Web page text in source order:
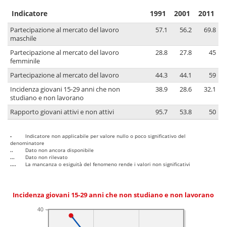
Indicatore 1991 2001 2011
Partecipazione al mercato del lavoro
maschile
57.1 56.2 69.8
Partecipazione al mercato del lavoro
femminile
28.8 27.8 45
Partecipazione al mercato del lavoro 44.3 44.1
59
Incidenza giovani 15-29 anni che non
studiano e non lavorano
38.9 28.6 32.1
Rapporto giovani attivi e non attivi 95.7 53.8 50
-
Indicatore non applicabile per valore nullo o poco significativo del
denominatore
..
Dato non ancora disponibile
...
Dato non rilevato
....
La mancanza o esiguità del fenomeno rende i valori non significativi
Incidenza giovani 15-29 anni che non studiano e non lavorano
40